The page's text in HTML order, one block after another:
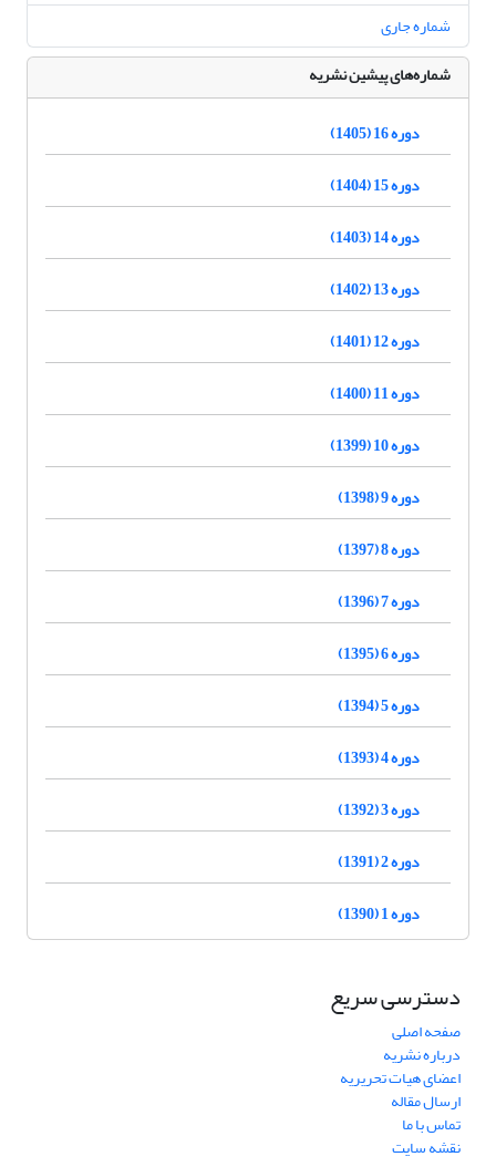
شماره جاری
شماره‌های پیشین نشریه
دوره 16 (1405)
دوره 15 (1404)
دوره 14 (1403)
دوره 13 (1402)
دوره 12 (1401)
دوره 11 (1400)
دوره 10 (1399)
دوره 9 (1398)
دوره 8 (1397)
دوره 7 (1396)
دوره 6 (1395)
دوره 5 (1394)
دوره 4 (1393)
دوره 3 (1392)
دوره 2 (1391)
دوره 1 (1390)
دسترسی سریع
صفحه اصلی
درباره نشریه
اعضای هیات تحریریه
ارسال مقاله
تماس با ما
نقشه سایت